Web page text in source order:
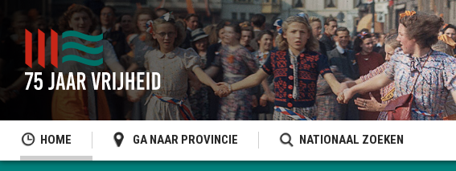
HOME GA NAAR PROVINCIE NATIONAAL ZOEKEN